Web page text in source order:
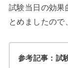
試験当日の効果
とめましたので
参考記事：試